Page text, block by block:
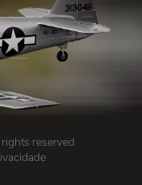
reserved